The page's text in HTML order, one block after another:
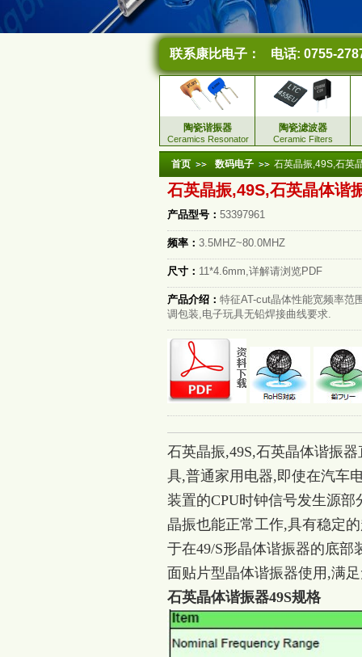
联系康比电子： 电话: 0755-
陶瓷谐振器
Ceramics Resonator
陶瓷滤波器
Ceramic Filters
首页 数码电子 石英晶振,49S,石英
石英晶振,49S,石英晶体谐
产品型号： 53397961
频率： 3.5MHZ~80.0MHZ
尺寸： 11*4.6mm,详解请浏览PDF
产品介绍： 特征AT-cut晶体性能宽频率范
调包装,电子玩具无铅焊接曲线要求.
石英晶振,49S,石英晶体谐振
具,普通家用电器,即使在汽车
装置的CPU时钟信号发生源
晶振也能正常工作,具有稳定
于在49/S形晶体谐振器的底
面贴片型晶体谐振器使用,满
石英晶体谐振器49S规格